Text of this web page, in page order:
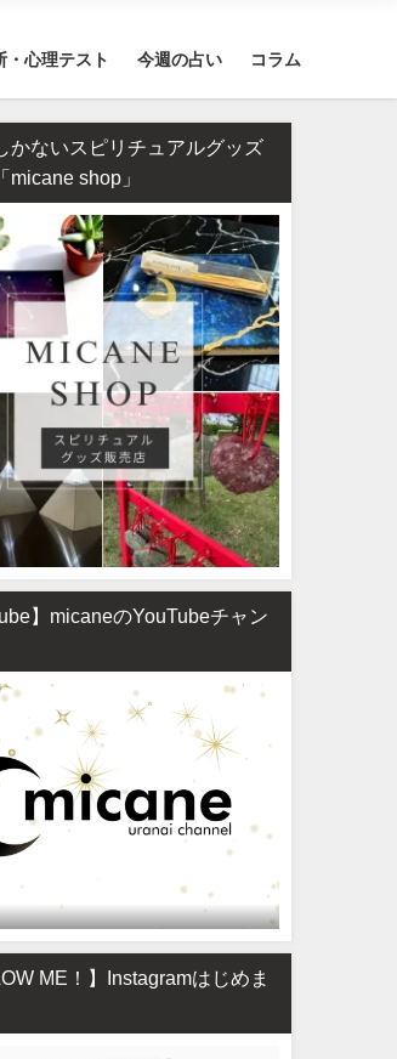
・心理テスト 今週の占い コラム
四柱推命・日柱(干支）
占う2026年のあなた
年月日で無料鑑定】
2026年のラッキーパワース
ンはカーネリアン！恋愛・
運が急上昇する理由
かないスピリチュアルグッズ
micane shop」
】micaneのYouTubeチャン
ME！】Instagramはじめま